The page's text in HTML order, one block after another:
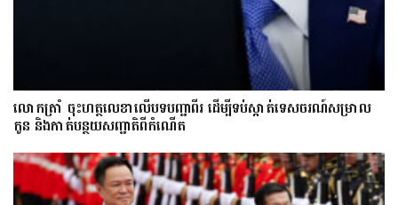
លោក​ត្រាំ ចុះហត្ថលេខាលើបទបញ្ជាពីរ ដើម្បីទប់ស្កាត់ទេស​ចរណ៍សម្រាល
កូន និងកាត់បន្ថយសញ្ជាតិពីកំណើត